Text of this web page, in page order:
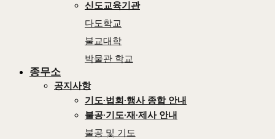
신도교육기관
다도학교
불교대학
박물관 학교
종무소
공지사항
기도∙법회∙행사 종합 안내
불공∙기도∙재∙제사 안내
불공 및 기도